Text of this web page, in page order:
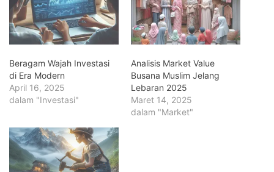
Beragam Wajah Investasi
di Era Modern
April 16, 2025
dalam "Investasi"
Analisis Market Value
Busana Muslim Jelang
Lebaran 2025
Maret 14, 2025
dalam "Market"